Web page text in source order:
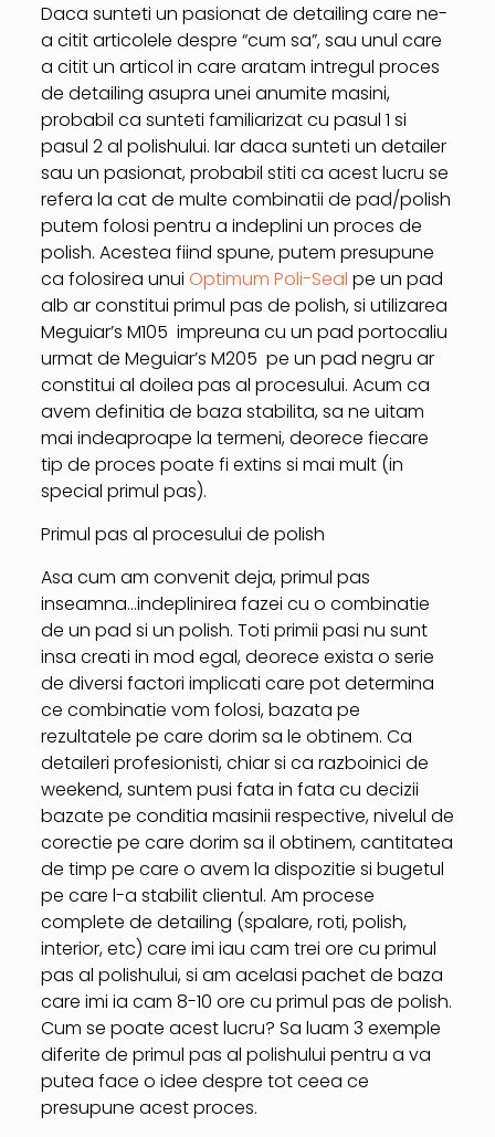
Daca sunteti un pasionat de detailing care ne-
a citit articolele despre “cum sa”, sau unul care
a citit un articol in care aratam intregul proces
de detailing asupra unei anumite masini,
probabil ca sunteti familiarizat cu pasul 1 si
pasul 2 al polishului. Iar daca sunteti un detailer
sau un pasionat, probabil stiti ca acest lucru se
refera la cat de multe combinatii de pad/polish
putem folosi pentru a indeplini un proces de
polish. Acestea fiind spune, putem presupune
ca folosirea unui Optimum Poli-Seal pe un pad
alb ar constitui primul pas de polish, si utilizarea
Meguiar’s M105 impreuna cu un pad portocaliu
urmat de Meguiar’s M205 pe un pad negru ar
constitui al doilea pas al procesului. Acum ca
avem definitia de baza stabilita, sa ne uitam
mai indeaproape la termeni, deorece fiecare
tip de proces poate fi extins si mai mult (in
special primul pas).
Primul pas al procesului de polish
Asa cum am convenit deja, primul pas
inseamna…indeplinirea fazei cu o combinatie
de un pad si un polish. Toti primii pasi nu sunt
insa creati in mod egal, deorece exista o serie
de diversi factori implicati care pot determina
ce combinatie vom folosi, bazata pe
rezultatele pe care dorim sa le obtinem. Ca
detaileri profesionisti, chiar si ca razboinici de
weekend, suntem pusi fata in fata cu decizii
bazate pe conditia masinii respective, nivelul de
corectie pe care dorim sa il obtinem, cantitatea
de timp pe care o avem la dispozitie si bugetul
pe care l-a stabilit clientul. Am procese
complete de detailing (spalare, roti, polish,
interior, etc) care imi iau cam trei ore cu primul
pas al polishului, si am acelasi pachet de baza
care imi ia cam 8-10 ore cu primul pas de polish.
Cum se poate acest lucru? Sa luam 3 exemple
diferite de primul pas al polishului pentru a va
putea face o idee despre tot ceea ce
presupune acest proces.